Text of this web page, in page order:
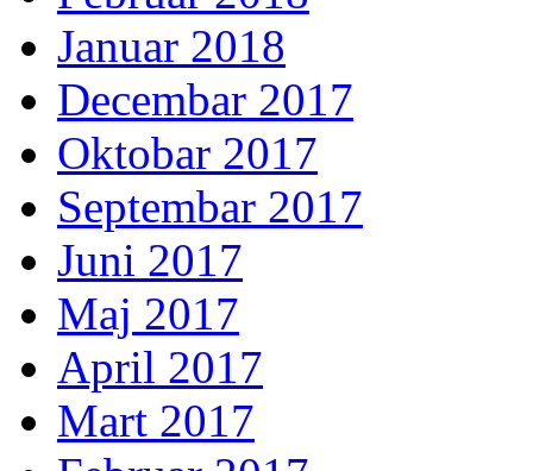
Januar 2018
Decembar 2017
Oktobar 2017
Septembar 2017
Juni 2017
Maj 2017
April 2017
Mart 2017